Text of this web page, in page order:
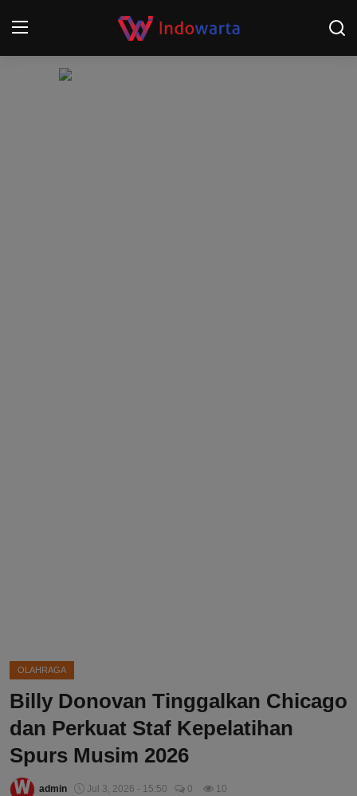
OLAHRAGA
Billy Donovan Tinggalkan Chicago
dan Perkuat Staf Kepelatihan
Spurs Musim 2026
admin Jul 3, 2026 - 15:50 0 10